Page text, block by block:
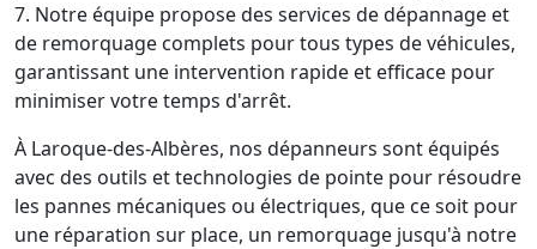
7. Notre équipe propose des services de dépannage et
de remorquage complets pour tous types de véhicules,
garantissant une intervention rapide et efficace pour
minimiser votre temps d'arrêt.
À Laroque-des-Albères, nos dépanneurs sont équipés
avec des outils et technologies de pointe pour résoudre
les pannes mécaniques ou électriques, que ce soit pour
une réparation sur place, un remorquage jusqu'à notre